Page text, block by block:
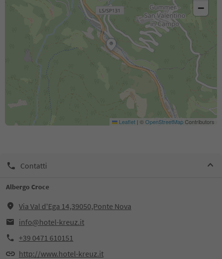
−
Leaflet | ©OpenStreetMapContributors
Contatti
Albergo Croce
Via Val d'Ega 14,39050,Ponte Nova
info@hotel-kreuz.it
+39 0471 610151
http://www.hotel-kreuz.it